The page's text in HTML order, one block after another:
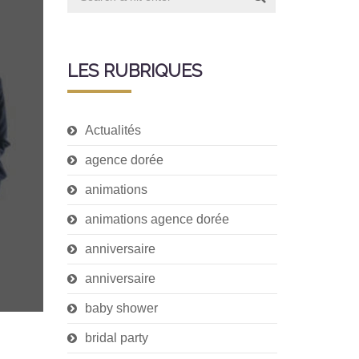
LES RUBRIQUES
Actualités
agence dorée
animations
animations agence dorée
anniversaire
anniversaire
baby shower
bridal party